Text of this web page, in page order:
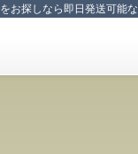
をお探しなら即日発送可能